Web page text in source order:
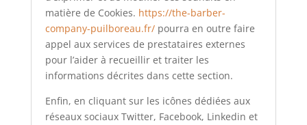
matière de Cookies. https://the-barber-
company-puilboreau.fr/pourra en outre faire
appel aux services de prestataires externes
pour l’aider à recueillir et traiter les
informations décrites dans cette section.
Enfin, en cliquant sur les icônes dédiées aux
réseaux sociaux Twitter, Facebook, Linkedin et